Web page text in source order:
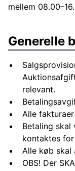
mellem
Generelle
relevant.
Alle
Betaling
kontaktes
Alle køb skal
OBS! Der